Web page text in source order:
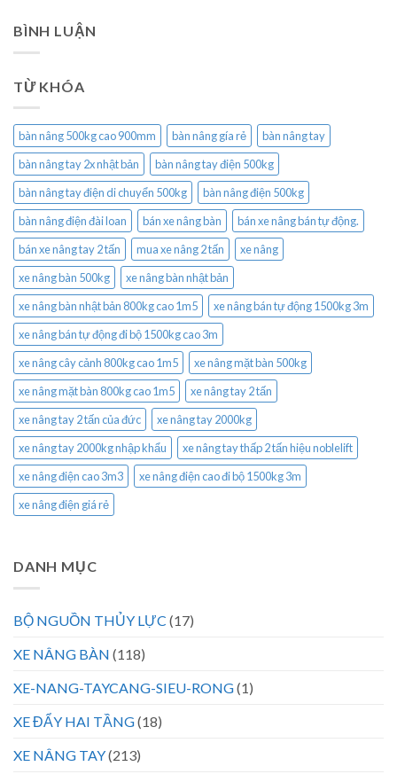
BÌNH LUẬN
TỪ KHÓA
bàn nâng 500kg cao 900mm bàn nâng gía rẻ
bàn nâng tay
bàn nâng tay 2x nhật bản
bàn nâng tay điện 500kg
bàn nâng tay điện di chuyển 500kg
bàn nâng điện 500kg
bàn nâng điện đài loan
bán xe nâng bàn
bán xe nâng bán tự động.
bán xe nâng tay 2 tấn
mua xe nâng 2 tấn
xe nâng
xe nâng bàn 500kg
xe nâng bàn nhật bản
xe nâng bàn nhật bản 800kg cao 1m5
xe nâng bán tự động 1500kg 3m
xe nâng bán tự động đi bộ 1500kg cao 3m
xe nâng cây cảnh 800kg cao 1m5
xe nâng mặt bàn 500kg
xe nâng mặt bàn 800kg cao 1m5
xe nâng tay 2 tấn
xe nâng tay 2 tấn của đức
xe nâng tay 2000kg
xe nâng tay 2000kg nhập khẩu
xe nâng tay thấp 2 tấn hiệu noblelift
xe nâng điện cao 3m3
xe nâng điện cao đi bộ 1500kg 3m
xe nâng điện giá rẻ
DANH MỤC
BỘ NGUỒN THỦY LỰC (17)
XE NÂNG BÀN (118)
XE-NANG-TAYCANG-SIEU-RONG(1)
XE ĐẨY HAI TẦNG(18)
XE NÂNG TAY(213)